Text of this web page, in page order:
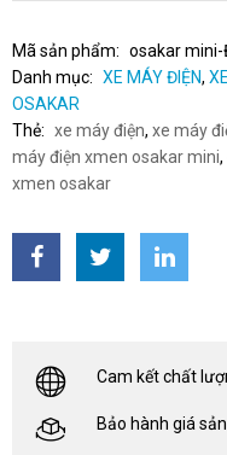
Mã sản phẩm: osakar
Danh mục: XE MÁY ĐIỆN,
OSAKAR
Thẻ: xe máy điện, xe máy
máy điện xmen osakar mini,
xmen osakar
Cam kết chất
Bảo hành giá